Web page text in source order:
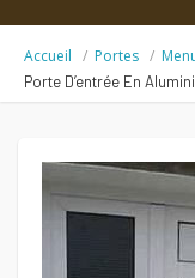
Accueil Portes
Porte D’entrée En